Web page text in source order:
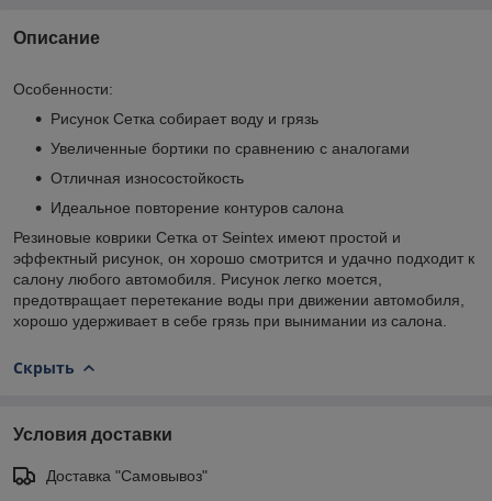
Описание
Особенности:
Рисунок Сетка собирает воду и грязь
Увеличенные бортики по сравнению с аналогами
Отличная износостойкость
Идеальное повторение контуров салона
Резиновые коврики Сетка от Seintex имеют простой и
эффектный рисунок, он хорошо смотрится и удачно подходит к
салону любого автомобиля. Рисунок легко моется,
предотвращает перетекание воды при движении автомобиля,
хорошо удерживает в себе грязь при вынимании из салона.
Скрыть
Условия доставки
Доставка "Самовывоз"